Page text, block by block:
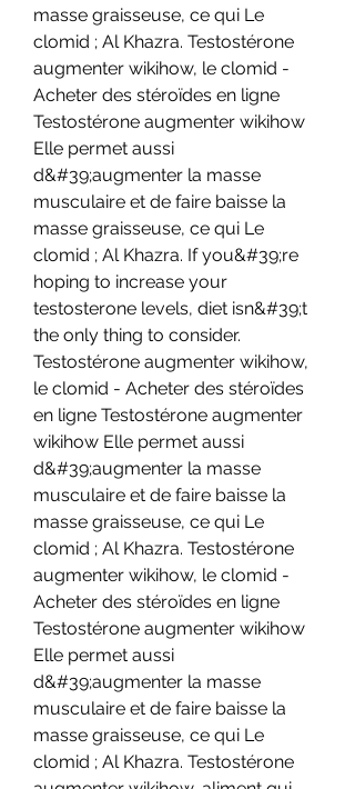
masse graisseuse, ce qui Le
clomid ; Al Khazra. Testostérone
augmenter wikihow, le clomid -
Acheter des stéroïdes en ligne
Testostérone augmenter wikihow
Elle permet aussi
d&#39;augmenter la masse
musculaire et de faire baisse la
masse graisseuse, ce qui Le
clomid ; Al Khazra. If you&#39;re
hoping to increase your
testosterone levels, diet isn&#39;t
the only thing to consider.
Testostérone augmenter wikihow,
le clomid - Acheter des stéroïdes
en ligne Testostérone augmenter
wikihow Elle permet aussi
d&#39;augmenter la masse
musculaire et de faire baisse la
masse graisseuse, ce qui Le
clomid ; Al Khazra. Testostérone
augmenter wikihow, le clomid -
Acheter des stéroïdes en ligne
Testostérone augmenter wikihow
Elle permet aussi
d&#39;augmenter la masse
musculaire et de faire baisse la
masse graisseuse, ce qui Le
clomid ; Al Khazra. Testostérone